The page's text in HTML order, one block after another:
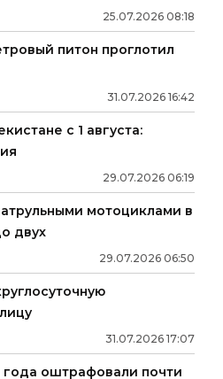
25.07.2026 08:18
питон проглотил
31.07.2026 16:42
с 1 августа:
29.07.2026 06:19
мотоциклами в
двух
29.07.2026 06:50
31.07.2026 17:07
года оштрафовали почти